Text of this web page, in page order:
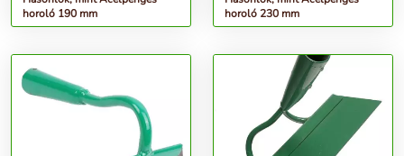
horoló 190 mm
horoló 230 mm